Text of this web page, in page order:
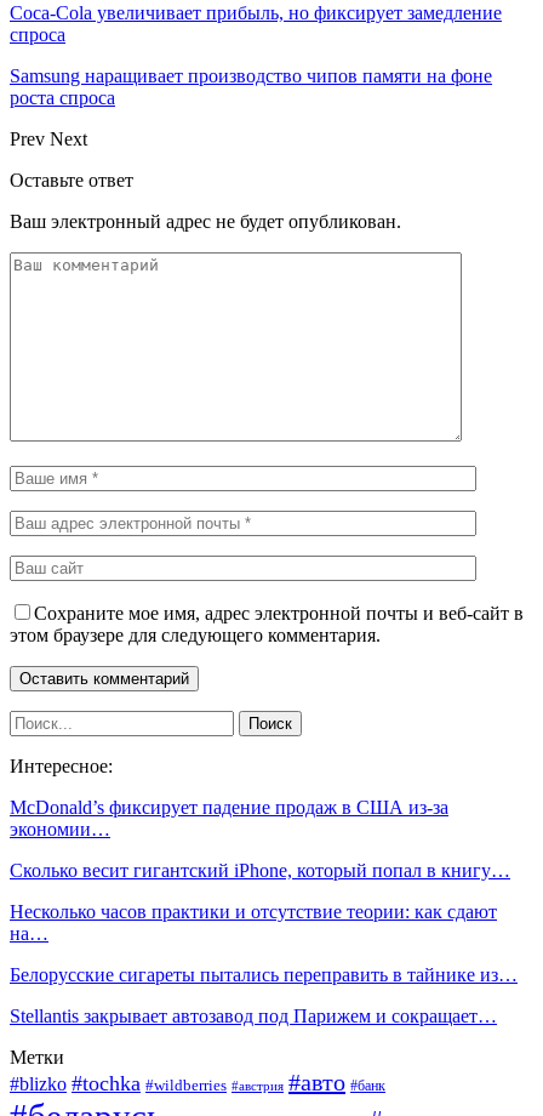
Coca-Cola увеличивает прибыль, но фиксирует замедление
спроса
Samsung наращивает производство чипов памяти на фоне
роста спроса
Prev Next
Оставьте ответ
Ваш электронный адрес не будет опубликован.
Сохраните мое имя, адрес электронной почты и веб-сайт в
этом браузере для следующего комментария.
Интересное:
McDonald’s фиксирует падение продаж в США из-за
экономии…
Сколько весит гигантский iPhone, который попал в книгу…
Несколько часов практики и отсутствие теории: как сдают
на…
Белорусские сигареты пытались переправить в тайнике из…
Stellantis закрывает автозавод под Парижем и сокращает…
Метки
#blizko #tochka #wildberries #австрия #авто #банк